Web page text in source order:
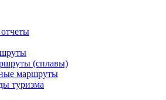
(сплавы)
маршруты
туризма